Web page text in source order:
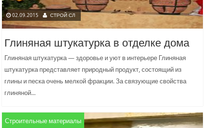
02.09.2015 СТРОЙ СЛ
Глиняная штукатурка в отделке дома
Глиняная штукатурка — здоровье и уют в интерьере Глиняная
штукатурка представляет природный продукт, состоящий из
глины и песка очень мелкой фракции. За связующие свойства
глиняной...
Строительные материалы